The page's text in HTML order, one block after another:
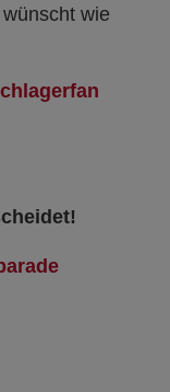
wie